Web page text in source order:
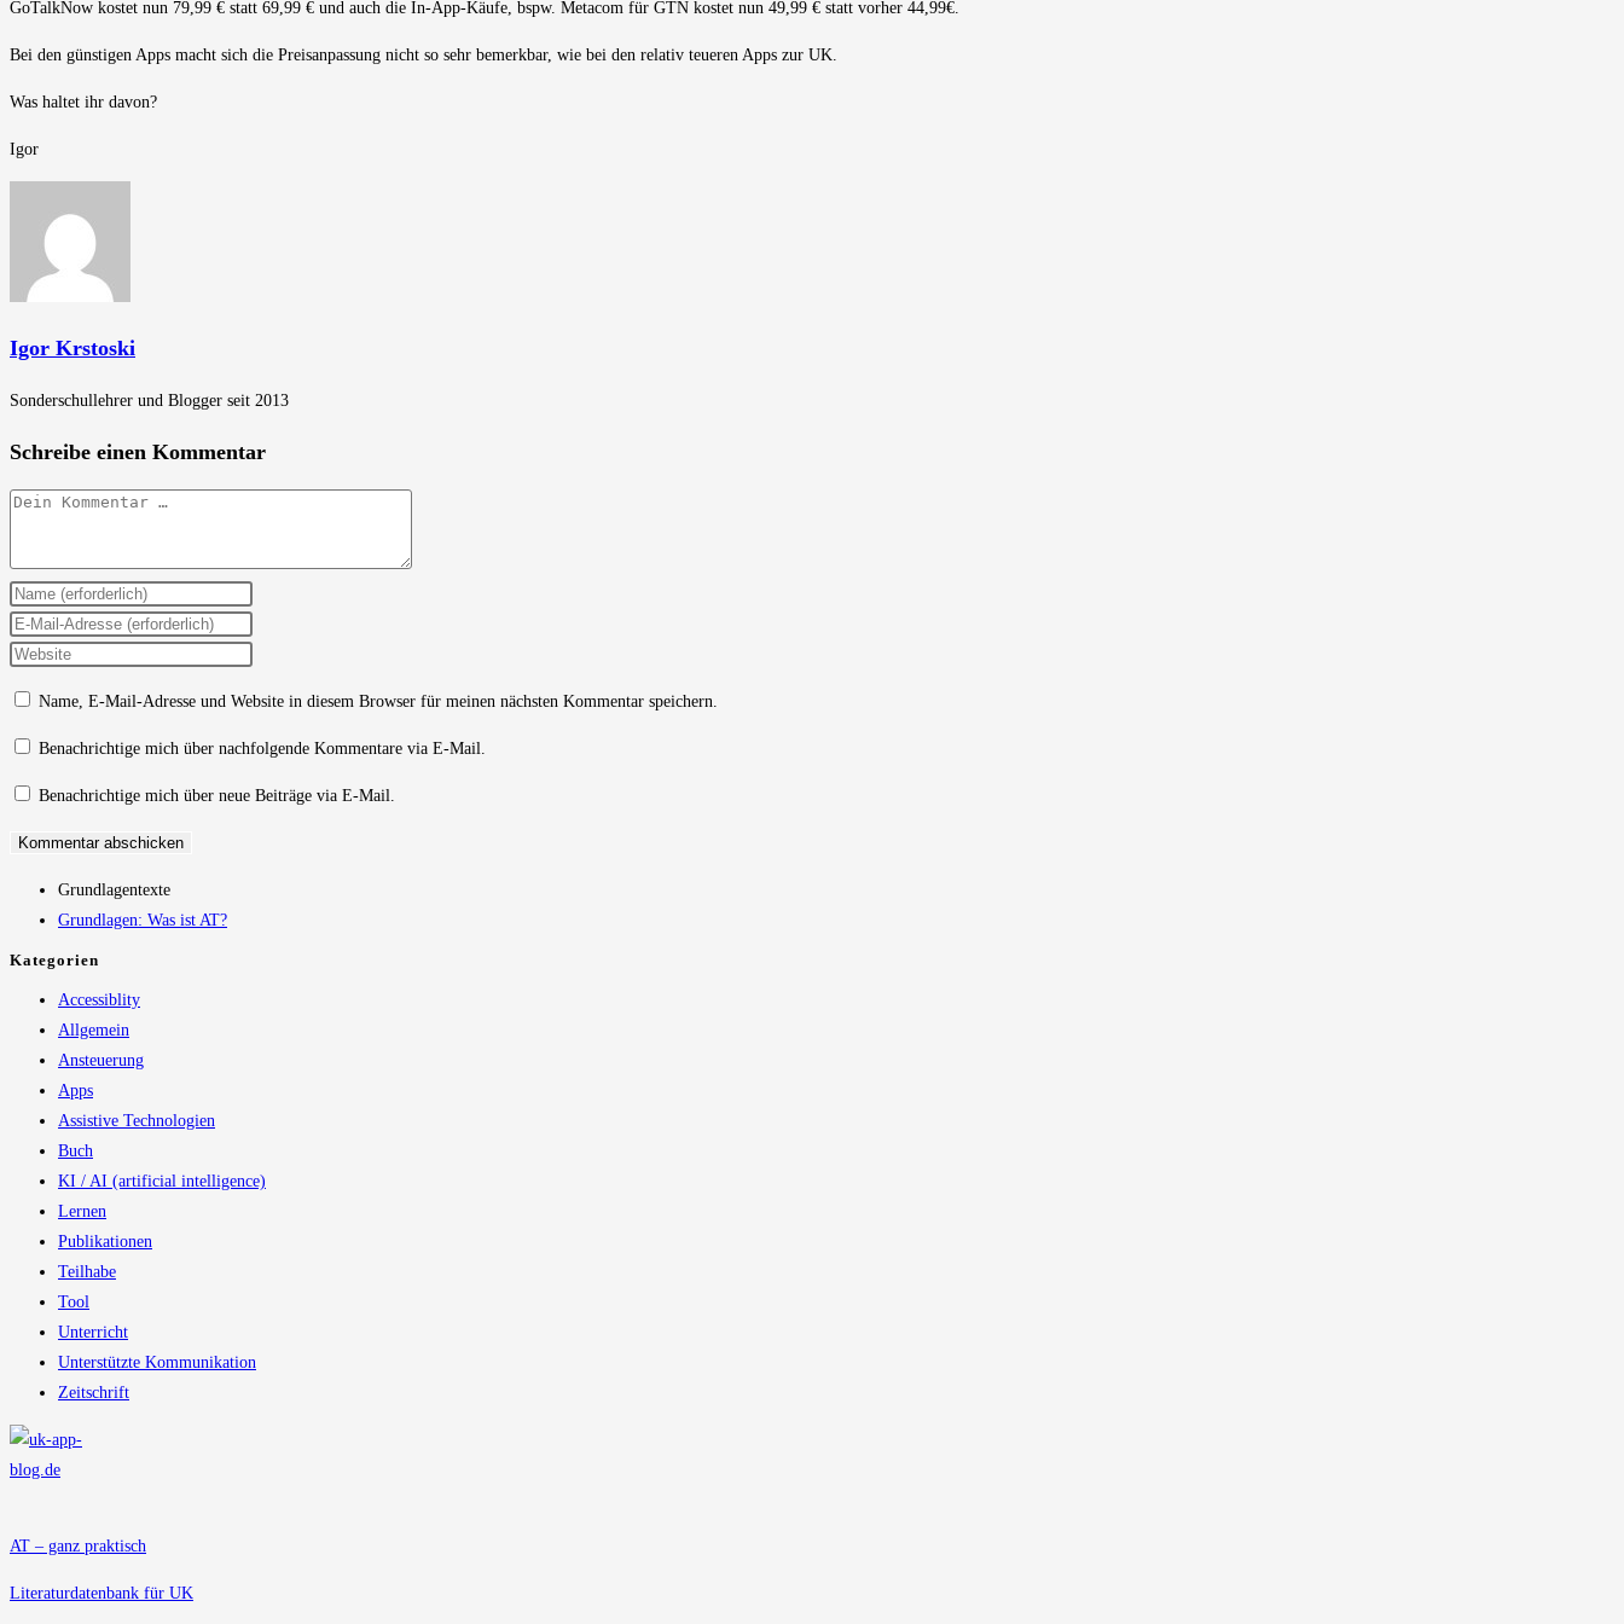
GoTalkNow kostet nun 79,99 € statt 69,99 € und auch die In-App-Käufe, bspw. Metacom für GTN kostet nun 49,99 € statt vorher 44,99€.
Bei den günstigen Apps macht sich die Preisanpassung nicht so sehr bemerkbar, wie bei den relativ teueren Apps zur UK.
Was haltet ihr davon?
Igor
Igor Krstoski
Sonderschullehrer und Blogger seit 2013
Schreibe einen Kommentar
Kommentar
Gib
deinen
Namen
Benutzernamen
zum
ein
Gib
deine
Adresse
Kommentieren
ein
Gib
URL
(optional)
Name, E-Mail-Adresse und Website in diesem Browser für meinen nächsten Kommentar speichern.
Benachrichtige mich über nachfolgende Kommentare via E-Mail.
Benachrichtige mich über neue Beiträge via E-Mail.
Grundlagentexte
Grundlagen: Was ist AT?
Kategorien
Accessiblity
Allgemein
Ansteuerung
Apps
Assistive Technologien
Buch
KI / AI (artificial intelligence)
Lernen
Publikationen
Teilhabe
Tool
Unterricht
Unterstützte Kommunikation
Zeitschrift
AT – ganz praktisch
Literaturdatenbank für UK